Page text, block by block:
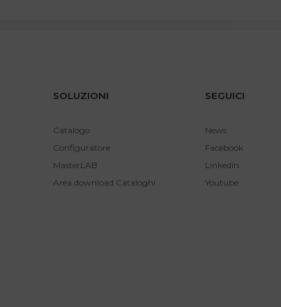
SOLUZIONI
Catalogo
Configuratore
MasterLAB
Area download Cataloghi
SEGUICI
News
Facebook
Linkedin
Youtube